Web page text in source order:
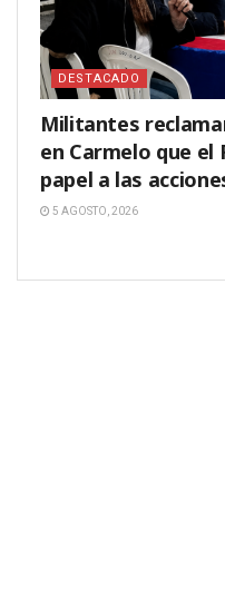
DESTACADO
Militantes
en Carmelo que el
papel a las
5 AGOSTO, 2026